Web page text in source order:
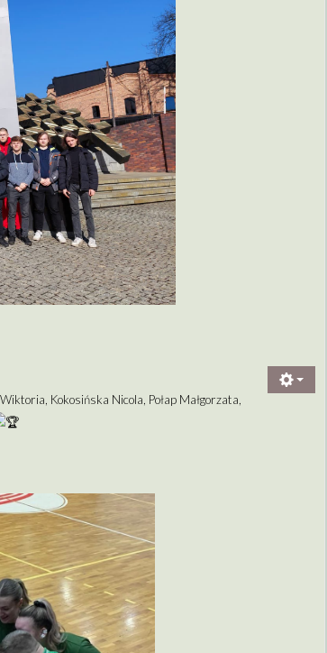
Kokosińska Nicola, Połap Małgorzata,